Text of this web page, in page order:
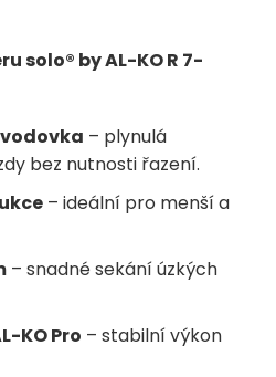
solo® by AL-KO R 7-
– plynulá
bez nutnosti řazení.
– ideální pro menší a
– snadné sekání úzkých
KO Pro – stabilní výkon